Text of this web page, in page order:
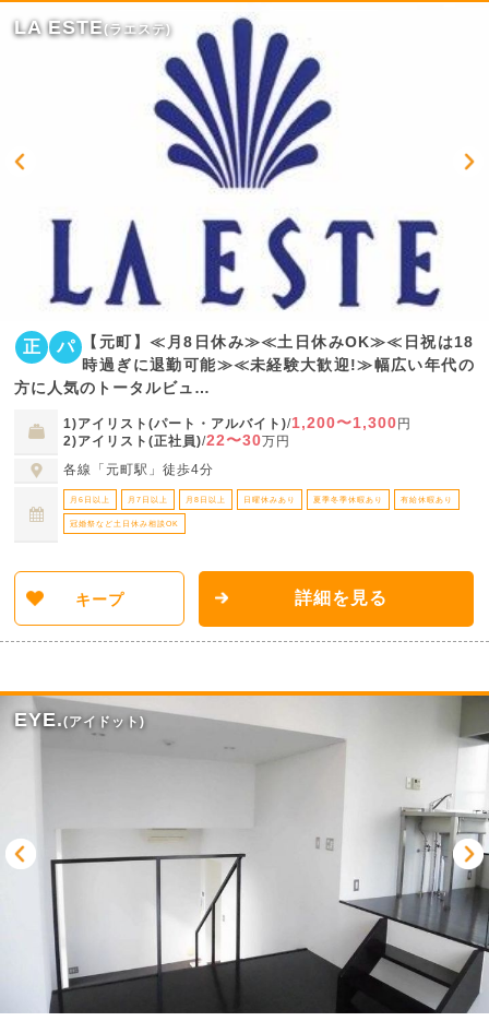
LA ESTE(ラエステ)
正 パ
【元町】≪月8日休み≫≪土日休みOK≫≪日祝は18
時過ぎに退勤可能≫≪未経験大歓迎!≫幅広い年代の
方に人気のトータルビュ…
1)アイリスト(パート・アルバイト)/1,200〜1,300円
2)アイリスト(正社員)/22〜30万円
各線「元町駅」徒歩4分
月6日以上 月7日以上 月8日以上 日曜休みあり 夏季冬季休暇あり 有給休暇あり
冠婚祭など土日休み相談OK
キープ 詳細を見る
EYE.(アイドット)